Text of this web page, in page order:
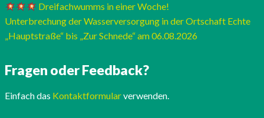
Dreifachwumms in einer Woche!
Unterbrechung der Wasserversorgung in der Ortschaft Echte
„Hauptstraße“ bis „Zur Schnede“ am 06.08.2026
Fragen oder Feedback?
Einfach das Kontaktformularverwenden.